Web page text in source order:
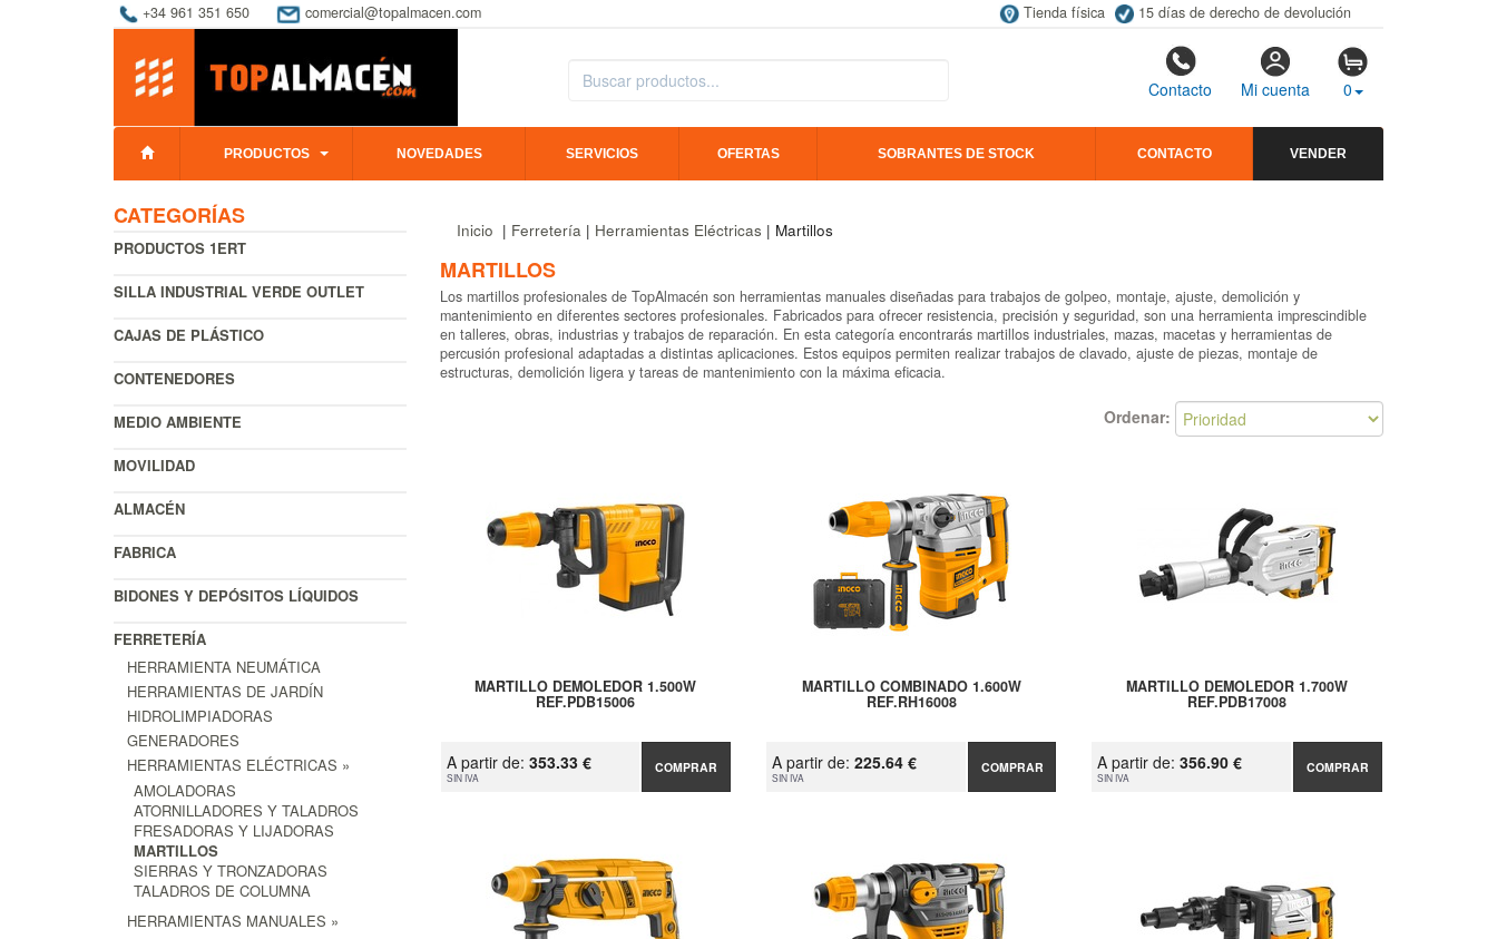
+34 961 351 650 comercial@topalmacen.com Tienda física 15 días de derecho de devolución
Contacto Mi cuenta 0
PRODUCTOS NOVEDADES SERVICIOS OFERTAS SOBRANTES DE STOCK CONTACTO VENDER
CATEGORÍAS
PRODUCTOS 1ERT
SILLA INDUSTRIAL VERDE OUTLET
CAJAS DE PLÁSTICO
CONTENEDORES
MEDIO AMBIENTE
MOVILIDAD
ALMACÉN
FABRICA
BIDONES Y DEPÓSITOS LÍQUIDOS
FERRETERÍA
HERRAMIENTA NEUMÁTICA
HERRAMIENTAS DE JARDÍN
HIDROLIMPIADORAS
GENERADORES
HERRAMIENTAS ELÉCTRICAS »
AMOLADORAS
ATORNILLADORES Y TALADROS
FRESADORAS Y LIJADORAS
MARTILLOS
SIERRAS Y TRONZADORAS
TALADROS DE COLUMNA
HERRAMIENTAS MANUALES »
Inicio | Ferretería| Herramientas Eléctricas | Martillos
MARTILLOS
Los martillos profesionales de TopAlmacén son herramientas manuales diseñadas para trabajos de golpeo, montaje, ajuste, demolición y
mantenimiento en diferentes sectores profesionales. Fabricados para ofrecer resistencia, precisión y seguridad, son una herramienta imprescindible
en talleres, obras, industrias y trabajos de reparación. En esta categoría encontrarás martillos industriales, mazas, macetas y herramientas de
percusión profesional adaptadas a distintas aplicaciones. Estos equipos permiten realizar trabajos de clavado, ajuste de piezas, montaje de
estructuras, demolición ligera y tareas de mantenimiento con la máxima eficacia.
Ordenar:
MARTILLO DEMOLEDOR 1.500W
REF.PDB15006
A partir de: 353.33 €
SIN IVA
COMPRAR
MARTILLO COMBINADO 1.600W
REF.RH16008
A partir de: 225.64 €
SIN IVA
COMPRAR
MARTILLO DEMOLEDOR 1.700W
REF.PDB17008
A partir de:356.90 €
SIN IVA
COMPRAR